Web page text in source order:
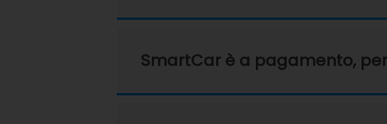
SmartCar è a pagamento,